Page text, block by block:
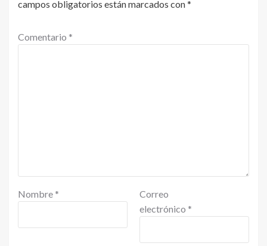
campos obligatorios están marcados con*
Comentario *
Nombre *
Correo
electrónico *